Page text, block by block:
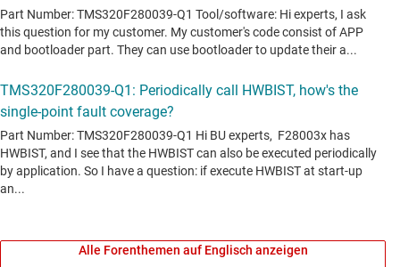
Alle Forenthemen auf Englisch anzeigen